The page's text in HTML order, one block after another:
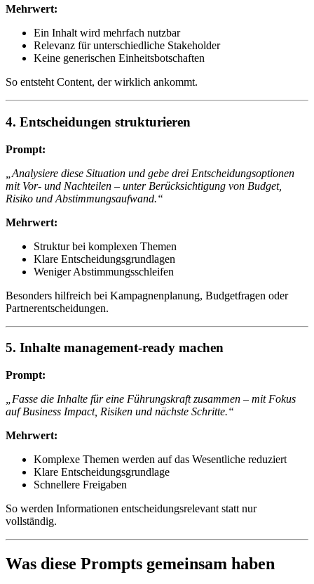
Mehrwert:
Ein Inhalt wird mehrfach nutzbar
Relevanz für unterschiedliche Stakeholder
Keine generischen Einheitsbotschaften
So entsteht Content, der wirklich ankommt.
4. Entscheidungen strukturieren
Prompt:
„Analysiere diese Situation und gebe drei Entscheidungsoptionen
mit Vor- und Nachteilen – unter Berücksichtigung von Budget,
Risiko und Abstimmungsaufwand.“
Mehrwert:
Struktur bei komplexen Themen
Klare Entscheidungsgrundlagen
Weniger Abstimmungsschleifen
Besonders hilfreich bei Kampagnenplanung, Budgetfragen oder
Partnerentscheidungen.
5. Inhalte management-ready machen
Prompt:
„Fasse die Inhalte für eine Führungskraft zusammen – mit Fokus
auf Business Impact, Risiken und nächste Schritte.“
Mehrwert:
Komplexe Themen werden auf das Wesentliche reduziert
Klare Entscheidungsgrundlage
Schnellere Freigaben
So werden Informationen entscheidungsrelevant statt nur
vollständig.
Was diese Prompts gemeinsam haben